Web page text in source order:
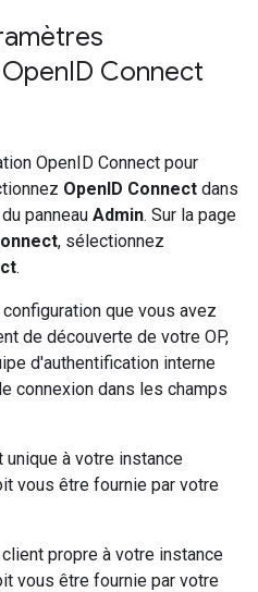
ID Connect
OpenID Connect pour
OpenID Connect dans
du panneau Admin. Sur la page
, sélectionnez
.
que vous avez
de découverte de votre OP,
d'authentification interne
connexion dans les champs
unique à votre instance
vous être fournie par votre
propre à votre instance
vous être fournie par votre